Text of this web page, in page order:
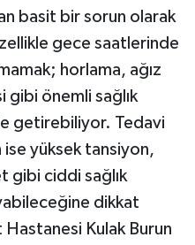
basit bir sorun olarak
gece saatlerinde
horlama, ağız
gibi önemli sağlık
getirebiliyor. Tedavi
yüksek tansiyon,
gibi ciddi sağlık
dikkat
Kulak Burun